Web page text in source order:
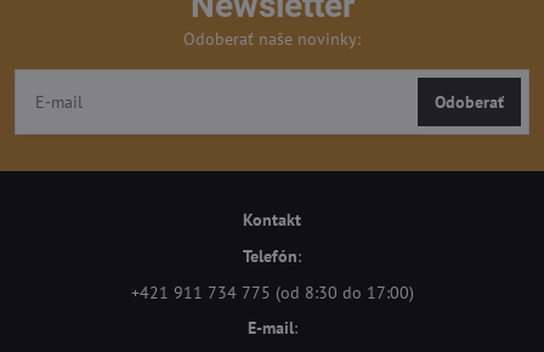
Odoberať naše novinky:
Odoberať
Kontakt
Telefón:
+421 911 734 775 (od 8:30 do 17:00)
E-mail: